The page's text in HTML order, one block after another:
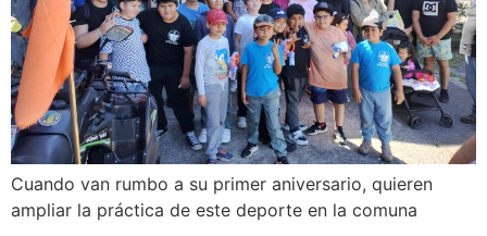
Cuando van rumbo a su primer aniversario, quieren
ampliar la práctica de este deporte en la comuna